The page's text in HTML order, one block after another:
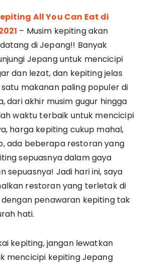
All You Can Eat di
– Musim kepiting akan
di Jepang!! Banyak
Jepang untuk mencicipi
dan lezat, dan kepiting jelas
makanan paling populer di
dari akhir musim gugur hingga
waktu terbaik untuk mencicipi
harga kepiting cukup mahal,
ada beberapa restoran yang
sepuasnya dalam gaya
sepuasnya! Jadi hari ini, saya
restoran yang terletak di
penawaran kepiting tak
hati.
kepiting, jangan lewatkan
mencicipi kepiting Jepang